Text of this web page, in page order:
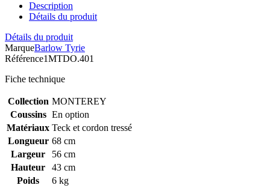
Description
Détails du produit
Détails du produit
MarqueBarlow Tyrie
Référence1MTDO.401
Fiche technique
Collection MONTEREY
Coussins En option
Matériaux Teck et cordon tressé
Longueur 68 cm
Largeur
56 cm
Hauteur
43 cm
Poids
6 kg